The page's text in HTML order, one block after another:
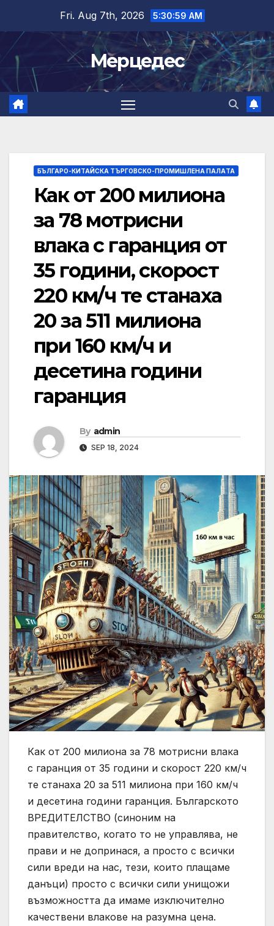
content
Fri. Aug 7th, 2026 5:31:00 AM
Мерцедес
БЪЛГАРО-КИТАЙСКА ТЪРГОВСКО-ПРОМИШЛЕНА ПАЛAТА
Как от 200 милиона
за 78 мотрисни
влака с гаранция от
35 години, скорост
220 км/ч те станаха
20 за 511 милиона
при 160 км/ч и
десетина години
гаранция
By admin
SEP 18, 2024
Как от 200 милиона за 78 мотрисни влака
с гаранция от 35 години и скорост 220 км/ч
те станаха 20 за 511 милиона при 160 км/ч
и десетина години гаранция. Българското
ВРЕДИТЕЛСТВО (синоним на
правителство, когато то не управлява, не
прави и не допринася, а просто с всички
сили вреди на нас, тези, които плащаме
данъци) просто с всички сили унищожи
възможността да имаме изключително
качествени влакове на разумна цена.